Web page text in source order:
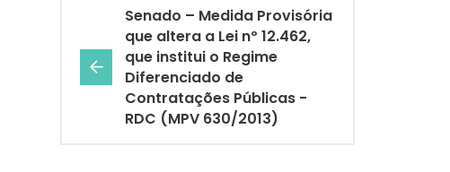
Senado – Medida Provisória
que altera a Lei nº 12.462,
que institui o Regime
Diferenciado de
Contratações Públicas -
RDC (MPV 630/2013)